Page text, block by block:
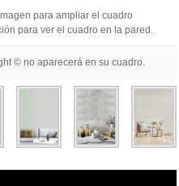
para ampliar el cuadro
para ver el cuadro en la pared.
© no aparecerá en su cuadro.